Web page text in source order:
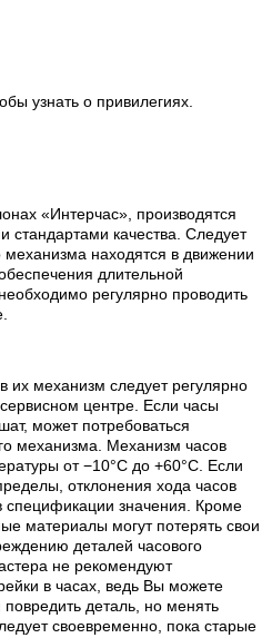
узнать о привилегиях.
«Интерчас», производятся
стандартами качества. Следует
механизма находятся в движении
длительной
регулярно проводить
их механизм следует регулярно
центре. Если часы
может потребоваться
механизма. Механизм часов
от −10°C до +60°C. Если
отклонения хода часов
спецификации значения. Кроме
материалы могут потерять свои
деталей часового
не рекомендуют
в часах, ведь Вы можете
деталь, но менять
своевременно, пока старые